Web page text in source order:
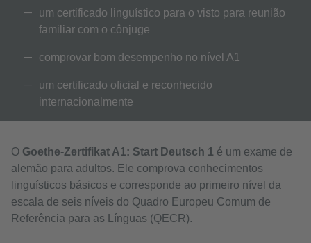
um certificado linguístico para o visto para reunião
familiar com o cônjuge
comprovar bom desempenho no nível A1
um certificado oficial e reconhecido
internacionalmente
O Goethe-Zertifikat A1: Start Deutsch 1 é um exame de
alemão para adultos. Ele comprova conhecimentos
linguísticos básicos e corresponde ao primeiro nível da
escala de seis níveis do Quadro Europeu Comum de
Referência para as Línguas (QECR).